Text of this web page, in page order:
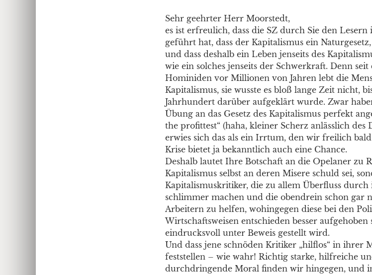
Sehr geehrter Herr Moorstedt,
es ist erfreulich, dass die SZ durch Sie den
geführt hat, dass der Kapitalismus ein
und dass deshalb ein Leben jenseits des
wie ein solches jenseits der Schwerkraft. Denn
Hominiden vor Millionen von Jahren lebt die
Kapitalismus, sie wusste es bloß lange Zeit nicht,
Jahrhundert darüber aufgeklärt wurde. Zwar
Übung an das Gesetz des Kapitalismus perfekt
the profittest“ (haha, kleiner Scherz anlässlich des
erwies sich das als ein Irrtum, den wir freilich
Krise bietet ja bekanntlich auch eine Chance.
Deshalb lautet Ihre Botschaft an die Opelaner zu
Kapitalismus selbst an deren Misere schuld sei,
Kapitalismuskritiker, die zu allem Überfluss durch
schlimmer machen und die obendrein schon gar
Arbeitern zu helfen, wohingegen diese bei den
Wirtschaftsweisen entschieden besser
eindrucksvoll unter Beweis gestellt wird.
Und dass jene schnöden Kritiker „hilflos“ in ihrer
feststellen – wie wahr! Richtig starke, hilfreiche
durchdringende Moral finden wir hingegen, und